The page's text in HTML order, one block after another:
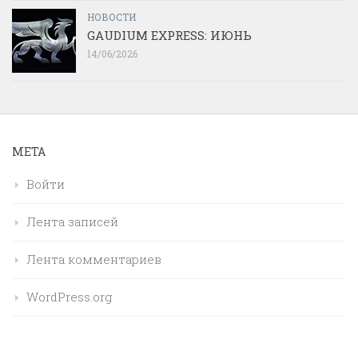
НОВОСТИ
GAUDIUM EXPRESS: ИЮНЬ
14/06/2026
МЕТА
Войти
Лента записей
Лента комментариев
WordPress.org